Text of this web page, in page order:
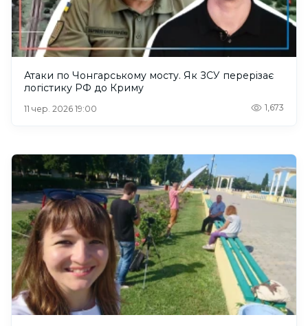
Атаки по Чонгарському мосту. Як ЗСУ перерізає
логістику РФ до Криму
11 чер. 2026 19:00 1,673